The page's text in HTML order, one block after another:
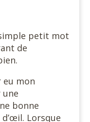
simple petit mot
de
eu mon
une
bonne
d’œil. Lorsque